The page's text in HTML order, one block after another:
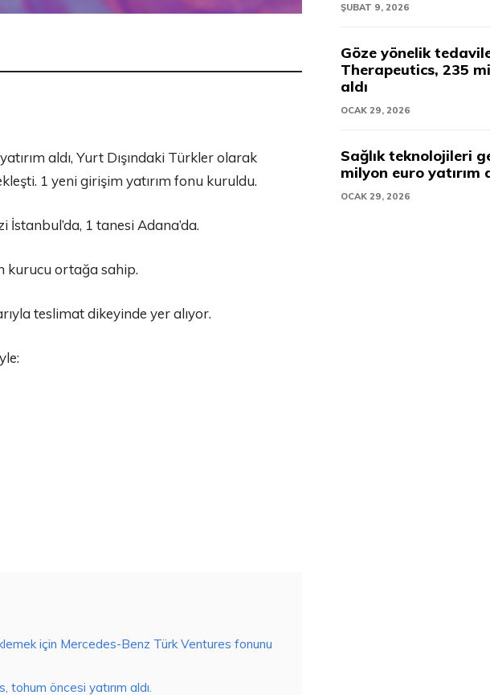
aldı, Yurt Dışındaki Türkler olarak
1 yeni girişim yatırım fonu kuruldu.
İstanbul’da, 1 tanesi Adana’da.
kurucu ortağa sahip.
teslimat dikeyinde yer alıyor.
için Mercedes-Benz Türk Ventures fonunu
öncesi yatırım aldı.
ŞUBAT 9, 2026
Göze yönelik
Therapeutics, 235
aldı
OCAK 29, 2026
Sağlık teknolojileri
milyon euro yatırım
OCAK 29, 2026